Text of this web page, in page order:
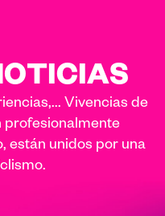
Vivencias de
profesionalmente
están unidos por una